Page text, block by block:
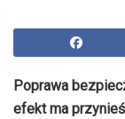
Poprawa
efekt ma